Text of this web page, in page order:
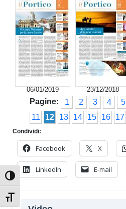
Attiva/disattiva alto contrasto
Attiva/disattiva dimensione testo
06/01/2019 23/12/2018
Pagine: 1 2 3 4 5
11
12 13 14 15 16 17
Condividi:
Facebook X
LinkedIn E-mail